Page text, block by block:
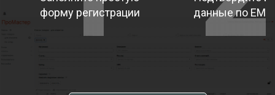
форму регистрации
данные по